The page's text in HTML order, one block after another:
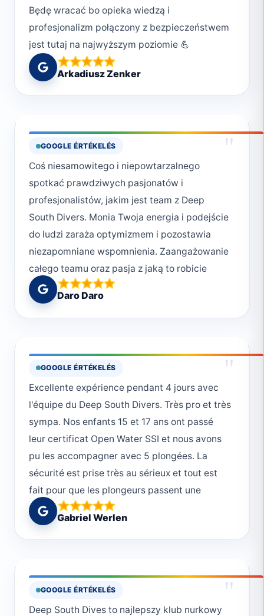
Będę wracać bo opieka wiedzą i
profesjonalizm połączony z bezpieczeństwem
jest tutaj na najwyższym poziomie 💪
Arkadiusz Zenker
GOOGLE ÉRTÉKELÉS "
Coś niesamowitego i niepowtarzalnego
spotkać prawdziwych pasjonatów i
profesjonalistów, jakim jest team z Deep
South Divers. Monia Twoja energia i podejście
do ludzi zaraża optymizmem i pozostawia
niezapomniane wspomnienia. Zaangażowanie
całego teamu oraz pasja z jaką to robicie
stawia Was za wzór. Oby wszyscy podchodzili
do swojej pracy (pasji) w tak cudowny
sposób. Dzięki za super atmosferę,
zobaczenia🥰😍❤️😀
Daro Daro
GOOGLE ÉRTÉKELÉS "
Excellente expérience pendant 4 jours avec
l'équipe du Deep South Divers. Très pro et très
sympa. Nos enfants 15 et 17 ans ont passé
leur certificat Open Water SSI et nous avons
pu les accompagner avec 5 plongées. La
sécurité est prise très au sérieux et tout est
fait pour que les plongeurs passent une
journée magnifique. Merci!
Gabriel Werlen
GOOGLE ÉRTÉKELÉS "
Deep South Dives to najlepszy klub nurkowy